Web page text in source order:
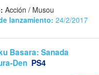
Acción / Musou
lanzamiento: 24/2/2017
Basara: Sanada
Den PS4